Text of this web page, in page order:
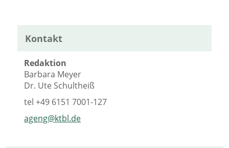
Kontakt
Redaktion
Barbara Meyer
Dr. Ute Schultheiß
tel+49 6151 7001-127
ageng@ktbl.de